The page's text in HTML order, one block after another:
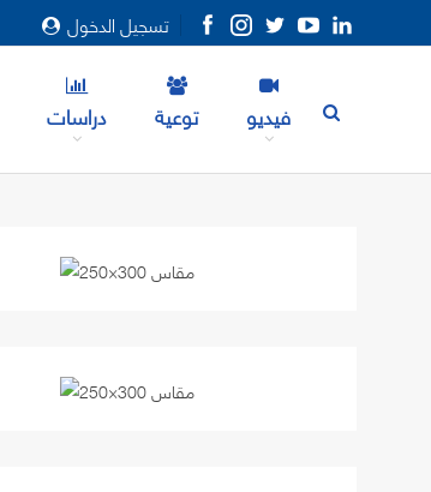
تسجيل الدخول
دراسات توعية فيديو